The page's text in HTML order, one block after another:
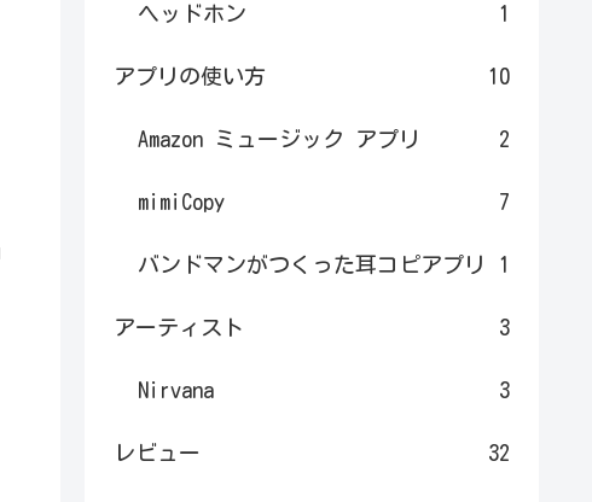
ヘッドホン 1
アプリの使い方 10
Amazon ミュージック アプリ 2
mimiCopy 7
バンドマンがつくった耳コピアプリ 1
アーティスト 3
Nirvana 3
レビュー 32